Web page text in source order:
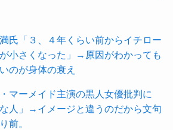
氏「３、４年くらい前からイチロー
小さくなった」→原因がわかっても
のが身体の衰え
マーメイド主演の黒人女優批判に
な人」→イメージと違うのだから文句
前。